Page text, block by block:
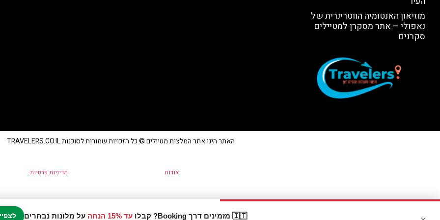
🇮🇹 מזמינים דרך Booking? קבלו עד 15% הנחה על מלונות נבחרים
מוזיאון האנטומיה הווטרינרית של
נאפולי – אתר מסקרן למטיילים
סקרנים
האתר הינו אתר המלצות מטיילים © כל הזכויות שמורות לסוכנות TRAVELERS.CO.IL
אודות מדיניות פרטיות